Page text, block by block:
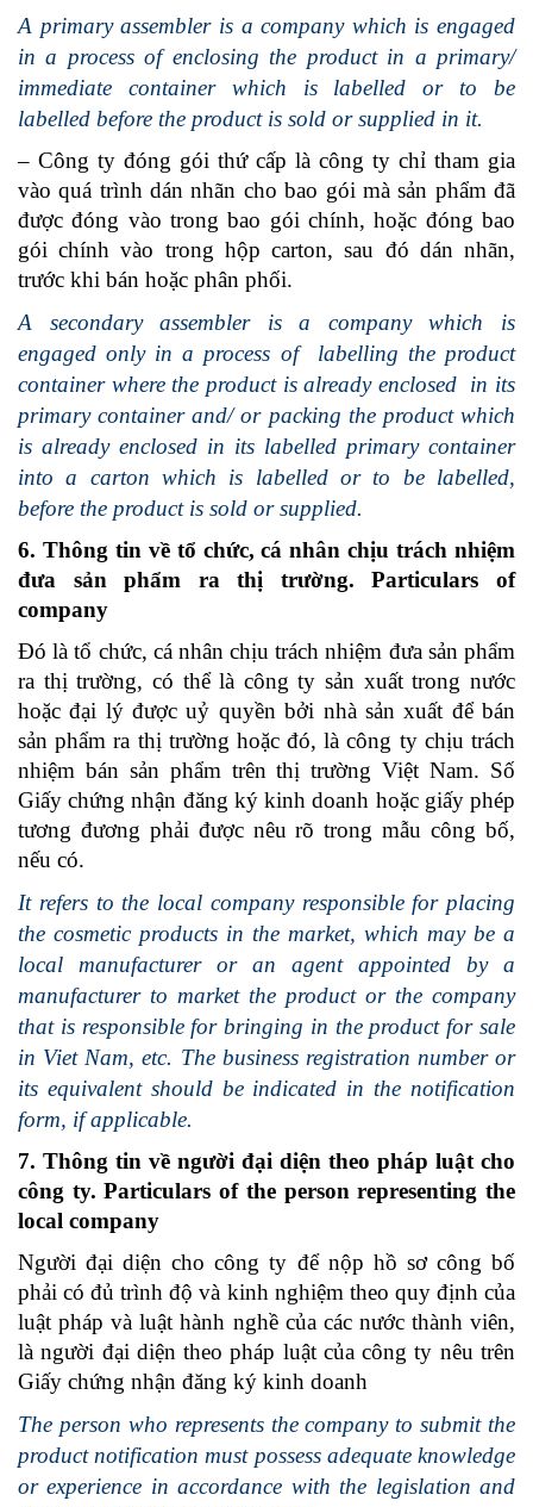
A primary assembler is a company which is engaged
in a process of enclosing the product in a primary/
immediate container which is labelled or to be
labelled before the product is sold or supplied in it.
– Công ty đóng gói thứ cấp là công ty chỉ tham gia
vào quá trình dán nhãn cho bao gói mà sản phẩm đã
được đóng vào trong bao gói chính, hoặc đóng bao
gói chính vào trong hộp carton, sau đó dán nhãn,
trước khi bán hoặc phân phối.
A secondary assembler is a company which is
engaged only in a process of labelling the product
container where the product is already enclosed in its
primary container and/ or packing the product which
is already enclosed in its labelled primary container
into a carton which is labelled or to be labelled,
before the product is sold or supplied.
6. Thông tin về tổ chức, cá nhân chịu trách nhiệm
đưa sản phẩm ra thị trường. Particulars of
company
Đó là tổ chức, cá nhân chịu trách nhiệm đưa sản phẩm
ra thị trường, có thể là công ty sản xuất trong nước
hoặc đại lý được uỷ quyền bởi nhà sản xuất để bán
sản phẩm ra thị trường hoặc đó, là công ty chịu trách
nhiệm bán sản phẩm trên thị trường Việt Nam. Số
Giấy chứng nhận đăng ký kinh doanh hoặc giấy phép
tương đương phải được nêu rõ trong mẫu công bố,
nếu có.
It refers to the local company responsible for placing
the cosmetic products in the market, which may be a
local manufacturer or an agent appointed by a
manufacturer to market the product or the company
that is responsible for bringing in the product for sale
in Viet Nam, etc. The business registration number or
its equivalent should be indicated in the notification
form, if applicable.
7. Thông tin về người đại diện theo pháp luật cho
công ty. Particulars of the person representing the
local company
Người đại diện cho công ty để nộp hồ sơ công bố
phải có đủ trình độ và kinh nghiệm theo quy định của
luật pháp và luật hành nghề của các nước thành viên,
là người đại diện theo pháp luật của công ty nêu trên
Giấy chứng nhận đăng ký kinh doanh
The person who represents the company to submit the
product notification must possess adequate knowledge
or experience in accordance with the legislation and